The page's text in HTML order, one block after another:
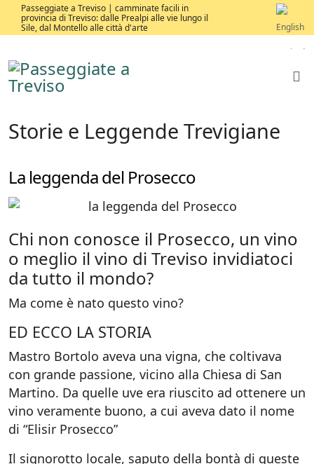
Passeggiate a Treviso | camminate facili in
provincia di Treviso: dalle Prealpi alle vie lungo il
Sile, dal Montello alle città d'arte
Storie e Leggende Trevigiane
La leggenda del Prosecco
Chi non conosce il Prosecco, un vino
o meglio il vino di Treviso invidiatoci
da tutto il mondo?
Ma come è nato questo vino?
ED ECCO LA STORIA
Mastro Bortolo aveva una vigna, che coltivava
con grande passione, vicino alla Chiesa di San
Martino. Da quelle uve era riuscito ad ottenere un
vino veramente buono, a cui aveva dato il nome
di “Elisir Prosecco”
Il signorotto locale, saputo della bontà di queste